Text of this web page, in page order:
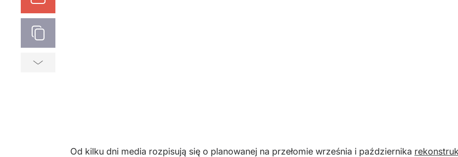
Od kilku dni media rozpisują się o planowanej na przełomie września i października